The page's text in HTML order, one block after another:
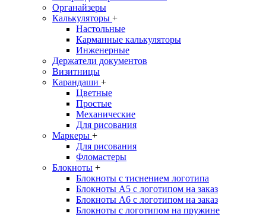
Органайзеры
Калькуляторы +
Настольные
Карманные калькуляторы
Инженерные
Держатели документов
Визитницы
Карандаши +
Цветные
Простые
Механические
Для рисования
Маркеры +
Для рисования
Фломастеры
Блокноты +
Блокноты с тиснением логотипа
Блокноты А5 с логотипом на заказ
Блокноты А6 с логотипом на заказ
Блокноты с логотипом на пружине